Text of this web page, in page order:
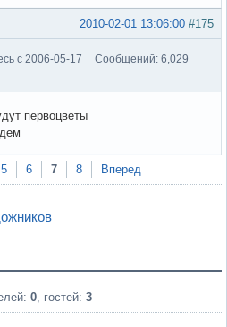
#175
2010-02-01 13:06:00
с 2006-05-17
Сообщений: 6,029
первоцветы
5 6 7 8 Вперед
0 , гостей: 3